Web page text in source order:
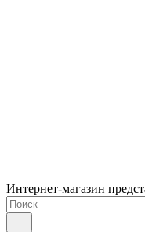
Интернет-магазин